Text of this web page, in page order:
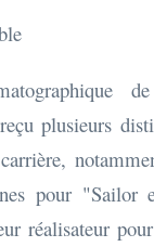
plusieurs
pour
réalisateur